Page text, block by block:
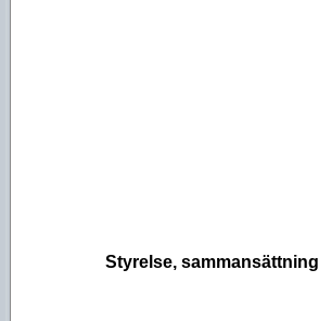
Styrelse, sammansättning